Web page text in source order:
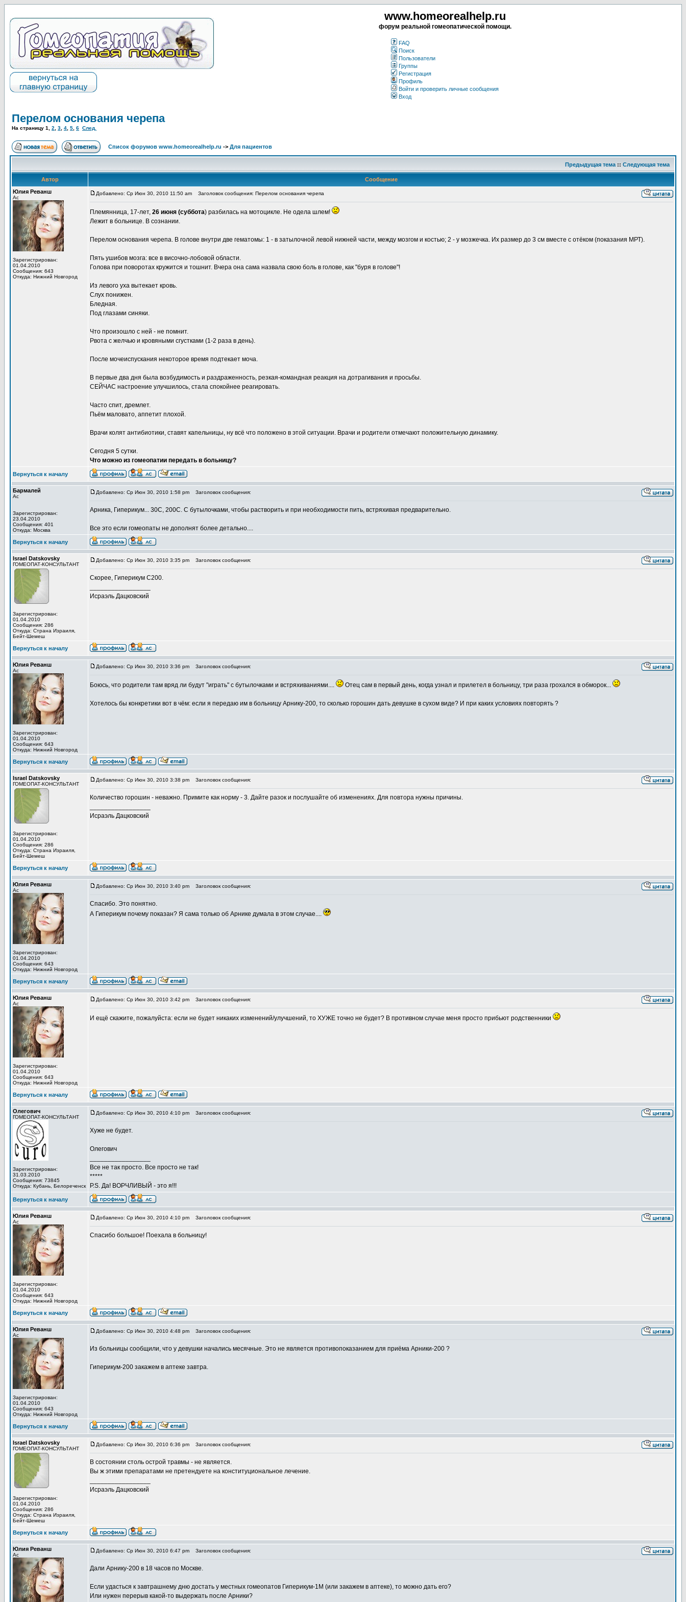
www.homeorealhelp.ru
форум реальной гомеопатической помощи.
FAQ
Поиск
Пользователи
Группы
Регистрация
Профиль
Войти и проверить личные сообщения
Вход
Перелом основания черепа
На страницу 1 2 3 4 5 6 След.
Список форумов www.homeorealhelp.ru -> Для пациентов
Предыдущая тема :: Следующая тема
Автор
Сообщение
Юлия Реванш
Ас
Зарегистрирован:
01.04.2010
Сообщения: 643
Откуда: Нижний Новгород
Добавлено: Ср Июн 30, 2010 11:50 am Заголовок сообщения: Перелом основания черепа
Племянница, 17-лет, 26 июня (суббота) разбилась на мотоцикле. Не одела шлем!
Лежит в больнице. В сознании.
Перелом основания черепа. В голове внутри две гематомы: 1 - в затылочной левой нижней части, между мозгом и костью; 2 - у мозжечка. Их размер до 3 см вместе с отёком (показания МРТ).
Пять ушибов мозга: все в височно-лобовой области.
Голова при поворотах кружится и тошнит. Вчера она сама назвала свою боль в голове, как "буря в голове"!
Из левого уха вытекает кровь.
Слух понижен.
Бледная.
Под глазами синяки.
Что произошло с ней - не помнит.
Рвота с желчью и кровяными сгустками (1-2 раза в день).
После мочеиспускания некоторое время подтекает моча.
В первые два дня была возбудимость и раздраженность, резкая-командная реакция на дотрагивания и просьбы.
СЕЙЧАС настроение улучшилось, стала спокойнее реагировать.
Часто спит, дремлет.
Пьём маловато, аппетит плохой.
Врачи колят антибиотики, ставят капельницы, ну всё что положено в этой ситуации. Врачи и родители отмечают положительную динамику.
Сегодня 5 сутки.
Что можно из гомеопатии передать в больницу?
Вернуться к началу
Бармалей
Ас
Зарегистрирован:
23.04.2010
Сообщения: 401
Откуда: Москва
Добавлено: Ср Июн 30, 2010 1:58 pm Заголовок сообщения:
Арника, Гиперикум... 30С, 200С. С бутылочками, чтобы растворить и при необходимости пить, встряхивая предварительно.
Все это если гомеопаты не дополнят более детально....
Вернуться к началу
Israel Datskovsky
ГОМЕОПАТ-КОНСУЛЬТАНТ
Зарегистрирован:
01.04.2010
Сообщения: 286
Откуда: Страна Израиля,
Бейт-Шемеш
Добавлено: Ср Июн 30, 2010 3:35 pm Заголовок сообщения:
Скорее, Гиперикум С200.
Исраэль Дацковский
Вернуться к началу
Юлия Реванш
Ас
Зарегистрирован:
01.04.2010
Сообщения: 643
Откуда: Нижний Новгород
Добавлено: Ср Июн 30, 2010 3:36 pm Заголовок сообщения:
Боюсь, что родители там вряд ли будут "играть" с бутылочками и встряхиваниями.... Отец сам в первый день, когда узнал и прилетел в больницу, три раза грохался в обморок...
Хотелось бы конкретики вот в чём: если я передаю им в больницу Арнику-200, то сколько горошин дать девушке в сухом виде? И при каких условиях повторять ?
Вернуться к началу
Israel Datskovsky
ГОМЕОПАТ-КОНСУЛЬТАНТ
Зарегистрирован:
01.04.2010
Сообщения: 286
Откуда: Страна Израиля,
Бейт-Шемеш
Добавлено: Ср Июн 30, 2010 3:38 pm Заголовок сообщения:
Количество горошин - неважно. Примите как норму - 3. Дайте разок и послушайте об изменениях. Для повтора нужны причины.
Исраэль Дацковский
Вернуться к началу
Юлия Реванш
Ас
Зарегистрирован:
01.04.2010
Сообщения: 643
Откуда: Нижний Новгород
Добавлено: Ср Июн 30, 2010 3:40 pm Заголовок сообщения:
Спасибо. Это понятно.
А Гиперикум почему показан? Я сама только об Арнике думала в этом случае....
Вернуться к началу
Юлия Реванш
Ас
Зарегистрирован:
01.04.2010
Сообщения: 643
Откуда: Нижний Новгород
Добавлено: Ср Июн 30, 2010 3:42 pm Заголовок сообщения:
И ещё скажите, пожалуйста: если не будет никаких изменений/улучшений, то ХУЖЕ точно не будет? В противном случае меня просто прибьют родственники
Вернуться к началу
Олегович
ГОМЕОПАТ-КОНСУЛЬТАНТ
Зарегистрирован:
31.03.2010
Сообщения: 73845
Откуда: Кубань, Белореченск
Добавлено: Ср Июн 30, 2010 4:10 pm Заголовок сообщения:
Хуже не будет.
Олегович
Все не так просто. Все просто не так!
*****
P.S. Да! ВОРЧЛИВЫЙ - это я!!!
Вернуться к началу
Юлия Реванш
Ас
Зарегистрирован:
01.04.2010
Сообщения: 643
Откуда: Нижний Новгород
Добавлено: Ср Июн 30, 2010 4:10 pm Заголовок сообщения:
Спасибо большое! Поехала в больницу!
Вернуться к началу
Юлия Реванш
Ас
Зарегистрирован:
01.04.2010
Сообщения: 643
Откуда: Нижний Новгород
Добавлено: Ср Июн 30, 2010 4:48 pm Заголовок сообщения:
Из больницы сообщили, что у девушки начались месячные. Это не является противопоказанием для приёма Арники-200 ?
Гиперикум-200 закажем в аптеке завтра.
Вернуться к началу
Israel Datskovsky
ГОМЕОПАТ-КОНСУЛЬТАНТ
Зарегистрирован:
01.04.2010
Сообщения: 286
Откуда: Страна Израиля,
Бейт-Шемеш
Добавлено: Ср Июн 30, 2010 6:36 pm Заголовок сообщения:
В состоянии столь острой травмы - не является.
Вы ж этими препаратами не претендуете на конституциональное лечение.
Исраэль Дацковский
Вернуться к началу
Юлия Реванш
Ас
Добавлено: Ср Июн 30, 2010 6:47 pm Заголовок сообщения:
Дали Арнику-200 в 18 часов по Москве.
Если удасться к завтрашнему дню достать у местных гомеопатов Гиперикум-1М (или закажем в аптеке), то можно дать его?
Или нужен перерыв какой-то выдержать после Арники?